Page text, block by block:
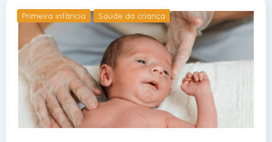
Primeira infância Saúde da criança